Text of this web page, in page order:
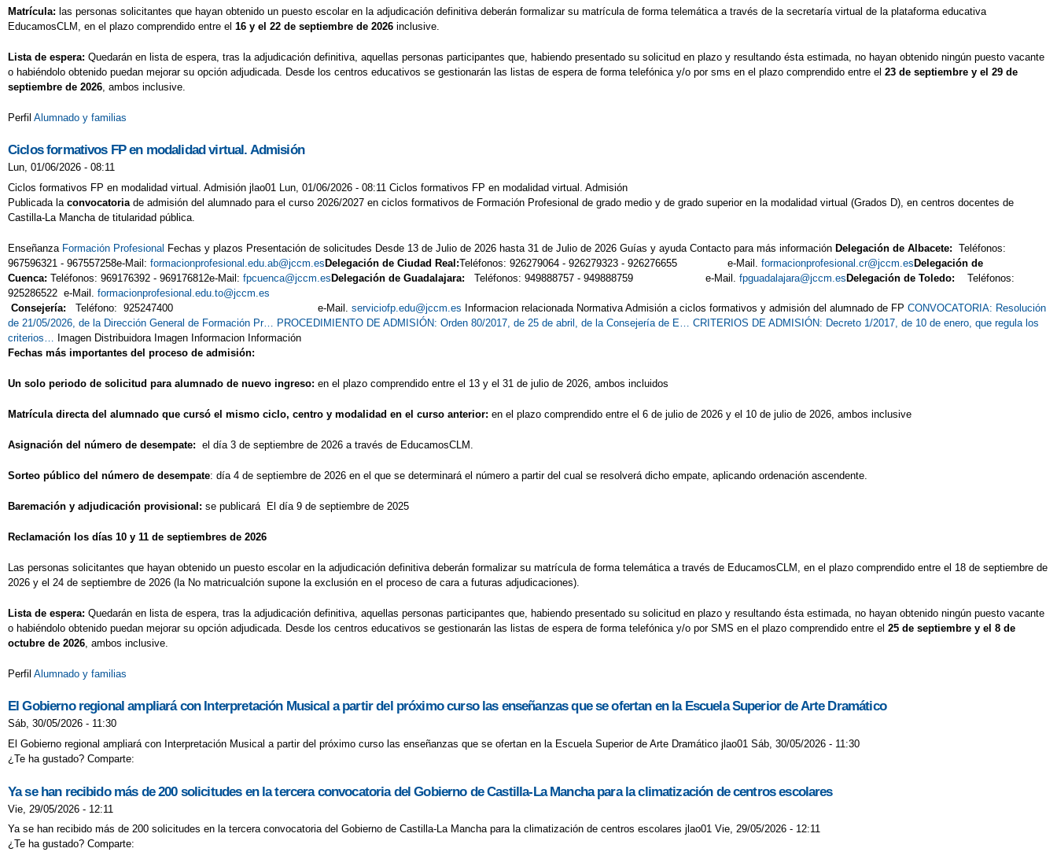
Matrícula: las personas solicitantes que hayan obtenido un puesto escolar en la adjudicación definitiva deberán formalizar su matrícula de forma telemática a través de la secretaría virtual de la plataforma educativa
EducamosCLM, en el plazo comprendido entre el 16 y el 22 de septiembre de 2026 inclusive.
Lista de espera: Quedarán en lista de espera, tras la adjudicación definitiva, aquellas personas participantes que, habiendo presentado su solicitud en plazo y resultando ésta estimada, no hayan obtenido ningún puesto vacante
o habiéndolo obtenido puedan mejorar su opción adjudicada. Desde los centros educativos se gestionarán las listas de espera de forma telefónica y/o por sms en el plazo comprendido entre el 23 de septiembre y el 29 de
septiembre de 2026 , ambos inclusive.
Perfil Alumnado y familias
Ciclos formativos FP en modalidad virtual. Admisión
Lun, 01/06/2026 - 08:11
Ciclos formativos FP en modalidad virtual. Admisión jlao01 Lun, 01/06/2026 - 08:11 Ciclos formativos FP en modalidad virtual. Admisión
Publicada la convocatoria de admisión del alumnado para el curso 2026/2027 en ciclos formativos de Formación Profesional de grado medio y de grado superior en la modalidad virtual (Grados D), en centros docentes de
Castilla-La Mancha de titularidad pública.
Enseñanza Formación Profesional Fechas y plazos Presentación de solicitudes Desde 13 de Julio de 2026 hasta 31 de Julio de 2026 Guías y ayuda Contacto para más información Delegación de Albacete: Teléfonos:
967596321 - 967557258e-Mail: formacionprofesional.edu.ab@jccm.esDelegación de Ciudad Real:Teléfonos: 926279064 - 926279323 - 926276655 e-Mail. formacionprofesional.cr@jccm.esDelegación de
Cuenca: Teléfonos: 969176392 - 969176812e-Mail: fpcuenca@jccm.esDelegación de Guadalajara: Teléfonos: 949888757 - 949888759 e-Mail. fpguadalajara@jccm.esDelegación de Toledo:
Teléfonos:
925286522 e-Mail. formacionprofesional.edu.to@jccm.es
Consejería: Teléfono: 925247400 e-Mail. serviciofp.edu@jccm.es Informacion relacionada Normativa Admisión a ciclos formativos y admisión del alumnado de FP CONVOCATORIA: Resolución
de 21/05/2026, de la Dirección General de Formación Pr…
PROCEDIMIENTO DE ADMISIÓN: Orden 80/2017, de 25 de abril, de la Consejería de E…
CRITERIOS DE ADMISIÓN: Decreto 1/2017, de 10 de enero, que regula los
criterios…
Imagen Distribuidora Imagen Informacion Información
Fechas más importantes del proceso de admisión:
Un solo periodo de solicitud para alumnado de nuevo ingreso: en el plazo comprendido entre el 13 y el 31 de julio de 2026, ambos incluidos
Matrícula directa del alumnado que cursó el mismo ciclo, centro y modalidad en el curso anterior: en el plazo comprendido entre el 6 de julio de 2026 y el 10 de julio de 2026, ambos inclusive
Asignación del número de desempate: el día 3 de septiembre de 2026 a través de EducamosCLM.
Sorteo público del número de desempate: día 4 de septiembre de 2026 en el que se determinará el número a partir del cual se resolverá dicho empate, aplicando ordenación ascendente.
Baremación y adjudicación provisional: se publicará El día 9 de septiembre de 2025
Reclamación los días 10 y 11 de septiembres de 2026
Las personas solicitantes que hayan obtenido un puesto escolar en la adjudicación definitiva deberán formalizar su matrícula de forma telemática a través de EducamosCLM, en el plazo comprendido entre el 18 de septiembre de
2026 y el 24 de septiembre de 2026 (la No matricualción supone la exclusión en el proceso de cara a futuras adjudicaciones).
Lista de espera: Quedarán en lista de espera, tras la adjudicación definitiva, aquellas personas participantes que, habiendo presentado su solicitud en plazo y resultando ésta estimada, no hayan obtenido ningún puesto vacante
o habiéndolo obtenido puedan mejorar su opción adjudicada. Desde los centros educativos se gestionarán las listas de espera de forma telefónica y/o por SMS en el plazo comprendido entre el 25 de septiembre y el 8 de
octubre de 2026 , ambos inclusive.
Perfil Alumnado y familias
El Gobierno regional ampliará con Interpretación Musical a partir del próximo curso las enseñanzas que se ofertan en la Escuela Superior de Arte Dramático
Sáb, 30/05/2026 - 11:30
El Gobierno regional ampliará con Interpretación Musical a partir del próximo curso las enseñanzas que se ofertan en la Escuela Superior de Arte Dramático jlao01 Sáb, 30/05/2026 - 11:30
¿Te ha gustado? Comparte:
Ya se han recibido más de 200 solicitudes en la tercera convocatoria del Gobierno de Castilla-La Mancha para la climatización de centros escolares
Vie, 29/05/2026 - 12:11
Ya se han recibido más de 200 solicitudes en la tercera convocatoria del Gobierno de Castilla-La Mancha para la climatización de centros escolares jlao01 Vie, 29/05/2026 - 12:11
¿Te ha gustado? Comparte: